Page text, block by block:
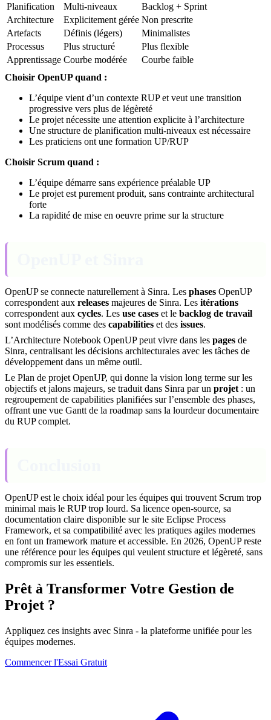
Planification Multi-niveaux
Backlog + Sprint
Architecture
Explicitement gérée Non prescrite
Artefacts
Définis (légers)
Minimalistes
Processus
Plus structuré
Plus flexible
Apprentissage Courbe modérée
Courbe faible
Choisir OpenUP quand :
L’équipe vient d’un contexte RUP et veut une transition
progressive vers plus de légèreté
Le projet nécessite une attention explicite à l’architecture
Une structure de planification multi-niveaux est nécessaire
Les praticiens ont une formation UP/RUP
Choisir Scrum quand :
L’équipe démarre sans expérience préalable UP
Le projet est purement produit, sans contrainte architectural
forte
La rapidité de mise en oeuvre prime sur la structure
OpenUP se connecte naturellement à Sinra. Les phases OpenUP
correspondent aux releases majeures de Sinra. Les itérations
correspondent aux cycles. Les use cases et le backlog de travail
sont modélisés comme des capabilities et des issues.
L’Architecture Notebook OpenUP peut vivre dans les pages de
Sinra, centralisant les décisions architecturales avec les tâches de
développement dans un même outil.
Le Plan de projet OpenUP, qui donne la vision long terme sur les
objectifs et jalons majeurs, se traduit dans Sinra par un projet : un
regroupement de capabilities planifiées sur l’ensemble des phases,
offrant une vue Gantt de la roadmap sans la lourdeur documentaire
du RUP complet.
OpenUP est le choix idéal pour les équipes qui trouvent Scrum trop
minimal mais le RUP trop lourd. Sa licence open-source, sa
documentation claire disponible sur le site Eclipse Process
Framework, et sa compatibilité avec les pratiques agiles modernes
en font un framework mature et accessible. En 2026, OpenUP reste
une référence pour les équipes qui veulent structure et légèreté, sans
compromis sur les essentiels.
Prêt à Transformer Votre Gestion de
Projet ?
Appliquez ces insights avec Sinra - la plateforme unifiée pour les
équipes modernes.
Commencer l'Essai Gratuit